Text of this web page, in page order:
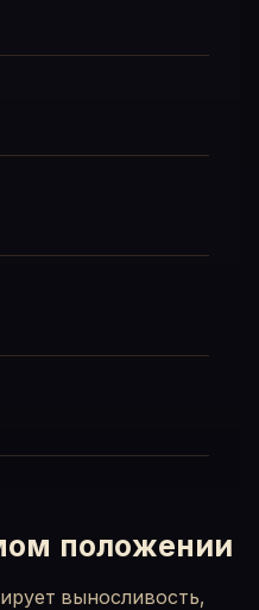
положении
выносливость,